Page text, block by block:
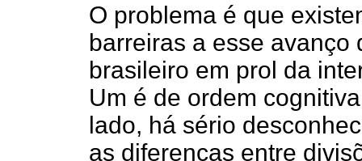
O problema é que
barreiras a esse avanço
brasileiro em prol da
Um é de ordem
lado, há sério
as diferenças entre